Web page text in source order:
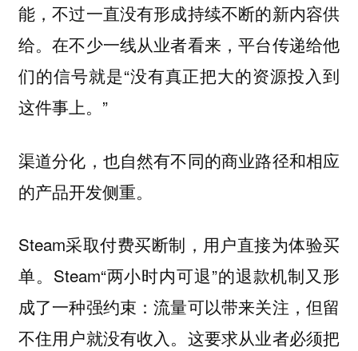
能，不过一直没有形成持续不断的新内容供
给。在不少一线从业者看来，平台传递给他
们的信号就是“没有真正把大的资源投入到
这件事上。”
渠道分化，也自然有不同的商业路径和相应
的产品开发侧重。
Steam采取付费买断制，用户直接为体验买
单。Steam“两小时内可退”的退款机制又形
成了一种强约束：流量可以带来关注，但留
不住用户就没有收入。这要求从业者必须把